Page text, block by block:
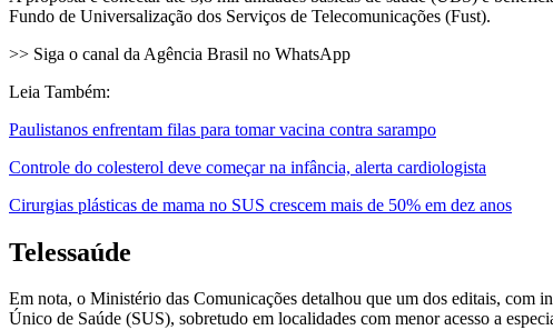
Fundo de Universalização dos Serviços de Telecomunicações (Fust).
>> Siga o canal da Agência Brasil no WhatsApp
Leia Também:
Paulistanos enfrentam filas para tomar vacina contra sarampo
Controle do colesterol deve começar na infância, alerta cardiologista
Cirurgias plásticas de mama no SUS crescem mais de 50% em dez anos
Telessaúde
Em nota, o Ministério das Comunicações detalhou que um dos editais, com
Único de Saúde (SUS), sobretudo em localidades com menor acesso a